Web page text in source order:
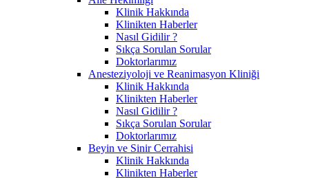
Klinik Hakkında
Klinikten Haberler
Nasıl Gidilir ?
Sıkça Sorulan Sorular
Doktorlarımız
Anesteziyoloji ve Reanimasyon Kliniği
Klinik Hakkında
Klinikten Haberler
Nasıl Gidilir ?
Sıkça Sorulan Sorular
Doktorlarımız
Beyin ve Sinir Cerrahisi
Klinik Hakkında
Klinikten Haberler